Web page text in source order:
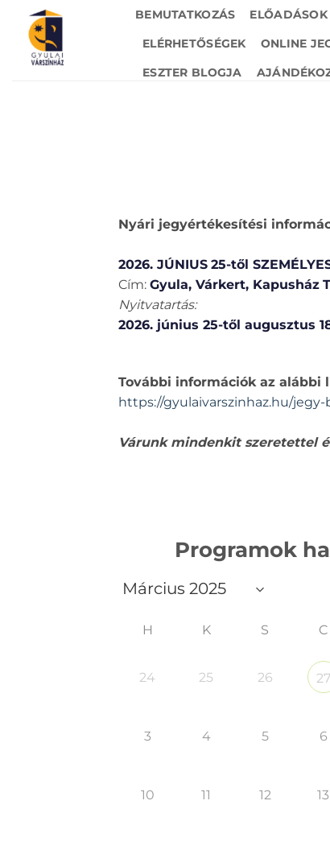
content
BEMUTATKOZÁS ELŐADÁSOK
ELÉRHETŐSÉGEK
ONLINE
ESZTER BLOGJA
Nyári jegyértékesítési
2026. JÚNIUS 25-től
Cím: Gyula, Várkert, Kapusház
Nyitvatartás:
2026. június 25-től augusztus
További információk az alábbi
https://gyulaivarszinhaz.hu/
Várunk mindenkit szeretettel
Programok
H K S C
24 25 26 27
3 4 5 6
10 11 12 13